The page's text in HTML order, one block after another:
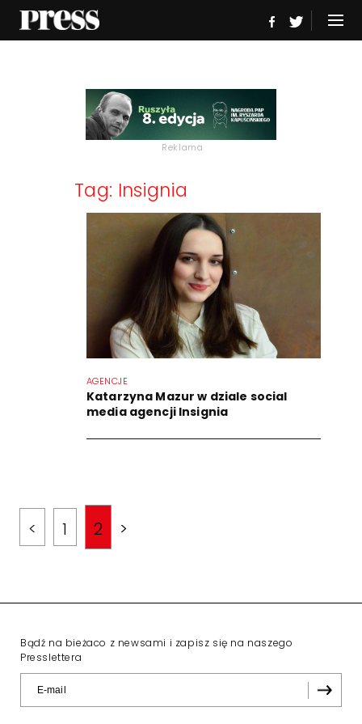
Reklama
Tag: Insignia
AGENCJE
Katarzyna Mazur w dziale social
media agencji Insignia
< 1 2 >
Bądź na bieżaco z newsami i zapisz się na naszego
Presslettera